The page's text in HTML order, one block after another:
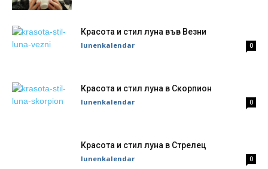
Красота и стил луна във Везни
lunenkalendar 0
Красота и стил луна в Скорпион
lunenkalendar 0
Красота и стил луна в Стрелец
lunenkalendar 0